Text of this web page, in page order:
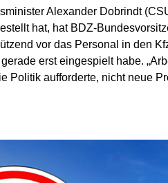
Alexander Dobrindt
hat, hat BDZ-
vor das Personal in den
erst eingespielt habe.
Politik aufforderte, nicht neue